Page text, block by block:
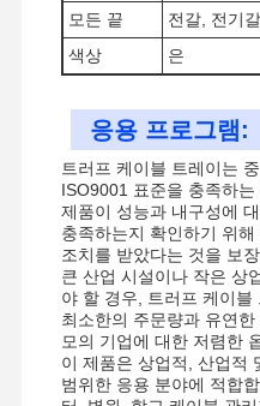
사건
지진용 목걸이
솔리드 스트루트 채널
모든 끝
전갈, 전기
색상
은
응용 프로그램:
트러프 케이블 트레이는
ISO9001 표준을 충족하
제품이 성능과 내구성에
충족하는지 확인하기 위
조치를 받았다는 것을 보장
큰 산업 시설이나 작은 상
야 할 경우, 트러프 케이블
최소한의 주문량과 유연
모의 기업에 대한 저렴한
이 제품은 상업적, 산업적
범위한 응용 분야에 적합